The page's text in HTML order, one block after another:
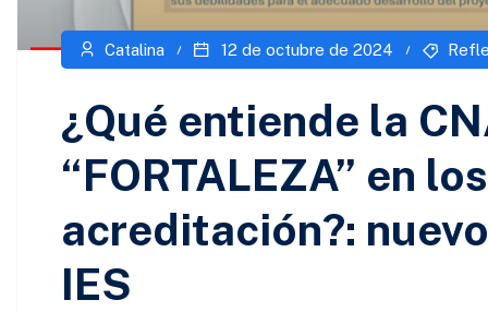
Catalina 12 de octubre de 2024
¿Qué entiende la
“FORTALEZA” en
acreditación?:
IES